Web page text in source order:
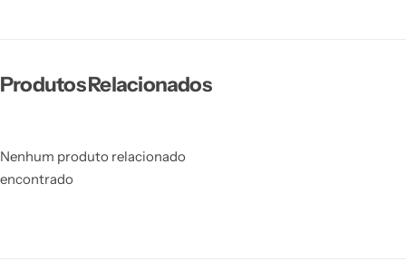
Produtos Relacionados
Nenhum produto relacionado
encontrado